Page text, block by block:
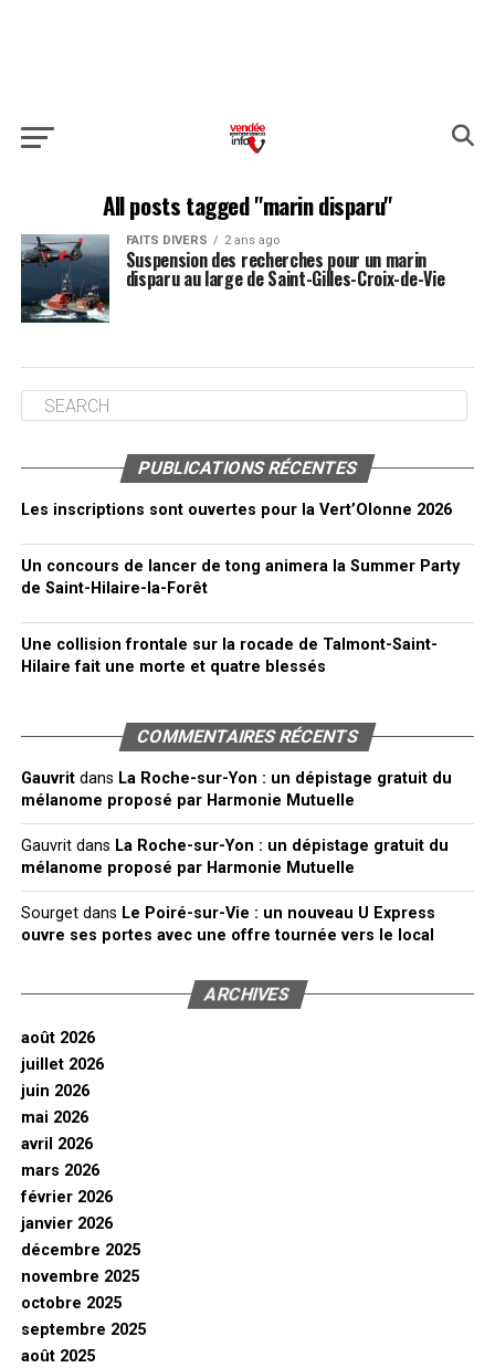
All posts tagged "marin disparu"
FAITS DIVERS 2 ans ago
Suspension des recherches pour un marin
disparu au large de Saint-Gilles-Croix-de-Vie
PUBLICATIONS RÉCENTES
Les inscriptions sont ouvertes pour la Vert’Olonne 2026
Un concours de lancer de tong animera la Summer Party
de Saint-Hilaire-la-Forêt
Une collision frontale sur la rocade de Talmont-Saint-
Hilaire fait une morte et quatre blessés
COMMENTAIRES RÉCENTS
Gauvritdans La Roche-sur-Yon : un dépistage gratuit du
mélanome proposé par Harmonie Mutuelle
Gauvritdans La Roche-sur-Yon : un dépistage gratuit du
mélanome proposé par Harmonie Mutuelle
Sourgetdans Le Poiré-sur-Vie : un nouveau U Express
ouvre ses portes avec une offre tournée vers le local
ARCHIVES
août 2026
juillet 2026
juin 2026
mai 2026
avril 2026
mars 2026
février 2026
janvier 2026
décembre 2025
novembre 2025
octobre 2025
septembre 2025
août 2025